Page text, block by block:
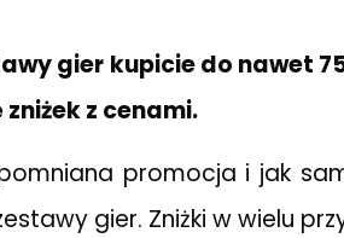
gier kupicie do nawet
z cenami.
promocja i jak
gier. Zniżki w wielu